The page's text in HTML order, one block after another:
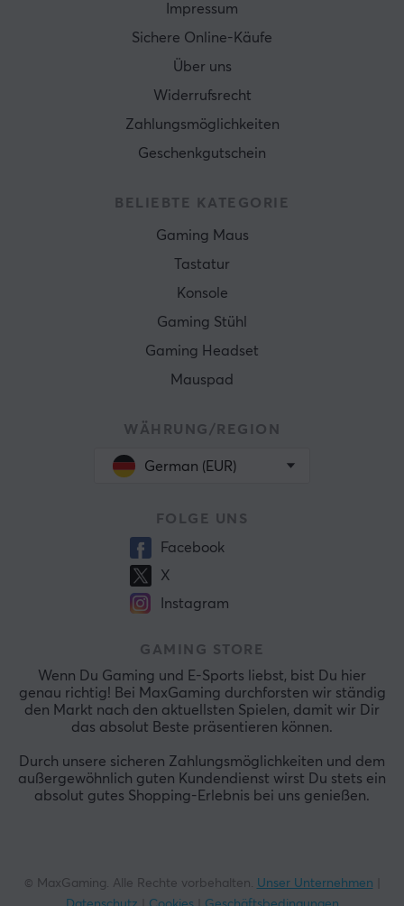
Impressum
Sichere Online-Käufe
Über uns
Widerrufsrecht
Zahlungsmöglichkeiten
Geschenkgutschein
BELIEBTE KATEGORIE
Gaming Maus
Tastatur
Konsole
Gaming Stühl
Gaming Headset
Mauspad
WÄHRUNG/REGION
German (EUR)
FOLGE UNS
Facebook
X
Instagram
GAMING STORE
Wenn Du Gaming und E-Sports liebst, bist Du hier
genau richtig! Bei MaxGaming durchforsten wir ständig
den Markt nach den aktuellsten Spielen, damit wir Dir
das absolut Beste präsentieren können.
Durch unsere sicheren Zahlungsmöglichkeiten und dem
außergewöhnlich guten Kundendienst wirst Du stets ein
absolut gutes Shopping-Erlebnis bei uns genießen.
© MaxGaming. Alle Rechte vorbehalten. Unser Unternehmen